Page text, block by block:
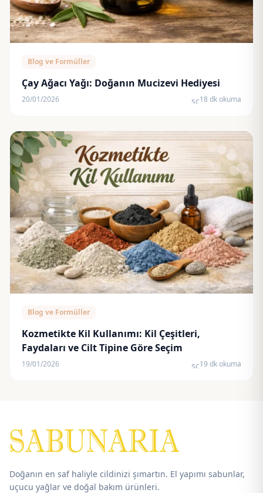
Blog ve Formüller
Çay Ağacı Yağı: Doğanın Mucizevi Hediyesi
20/01/2026 schedule
18 dk okuma
Blog ve Formüller
Kozmetikte Kil Kullanımı: Kil Çeşitleri,
Faydaları ve Cilt Tipine Göre Seçim
19/01/2026 schedule
19 dk okuma
Doğanın en saf haliyle cildinizi şımartın. El yapımı sabunlar,
uçucu yağlar ve doğal bakım ürünleri.